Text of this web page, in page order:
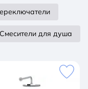
Смесители для душа